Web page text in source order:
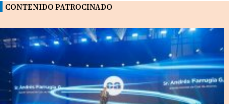
CONTENIDO PATROCINADO